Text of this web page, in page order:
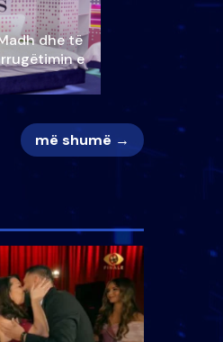
dhe të
e
më shumë →